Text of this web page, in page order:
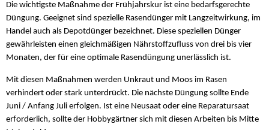
Die wichtigste Maßnahme der Frühjahrskur ist eine bedarfsgerechte
Düngung. Geeignet sind spezielle Rasendünger mit Langzeitwirkung, im
Handel auch als Depotdünger bezeichnet. Diese speziellen Dünger
gewährleisten einen gleichmäßigen Nährstoffzufluss von drei bis vier
Monaten, der für eine optimale Rasendüngung unerlässlich ist.
Mit diesen Maßnahmen werden Unkraut und Moos im Rasen
verhindert oder stark unterdrückt. Die nächste Düngung sollte Ende
Juni / Anfang Juli erfolgen. Ist eine Neusaat oder eine Reparatursaat
erforderlich, sollte der Hobbygärtner sich mit diesen Arbeiten bis Mitte